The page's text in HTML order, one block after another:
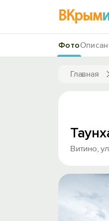
ВКрым
Главная
Фото
Витино,